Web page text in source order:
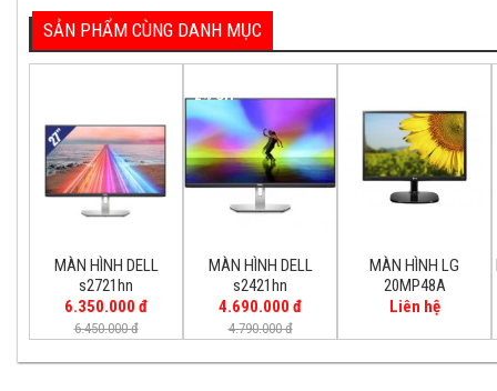
SẢN PHẨM CÙNG DANH MỤC
MÀN HÌNH DELL
s2721hn
6.350.000 đ
6.450.000 đ
2% Off
MÀN HÌNH DELL
s2421hn
4.690.000 đ
4.790.000 đ
MÀN HÌNH LG
20MP48A
Liên hệ
K1 DS-1602ZJ-Pole
1.495.000 đ
PC Workstation Asus [...]